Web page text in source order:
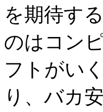
を期待す
のはコン
フトがい
り、バカ